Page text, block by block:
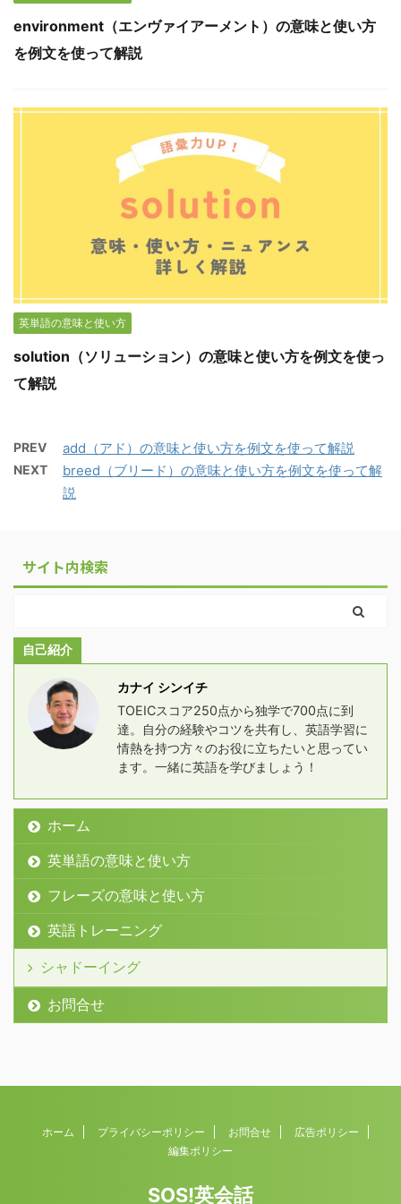
environment（エンヴァイアーメント）の意味と使い方
を例文を使って解説
英単語の意味と使い方
solution（ソリューション）の意味と使い方を例文を使っ
て解説
PREV add（アド）の意味と使い方を例文を使って解説
NEXT
breed（ブリード）の意味と使い方を例文を使って解
説
サイト内検索
自己紹介
カナイ シンイチ
TOEICスコア250点から独学で700点に到
達。自分の経験やコツを共有し、英語学習に
情熱を持つ方々のお役に立ちたいと思ってい
ます。一緒に英語を学びましょう！
ホーム
英単語の意味と使い方
フレーズの意味と使い方
英語トレーニング
シャドーイング
お問合せ
ホーム プライバシーポリシー お問合せ
広告ポリシー
編集ポリシー
SOS!英会話